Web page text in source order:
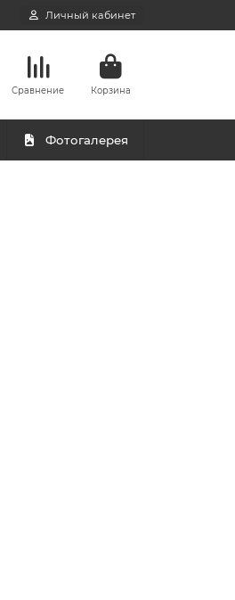
Личный кабинет
Сравнение Корзина
Фотогалерея